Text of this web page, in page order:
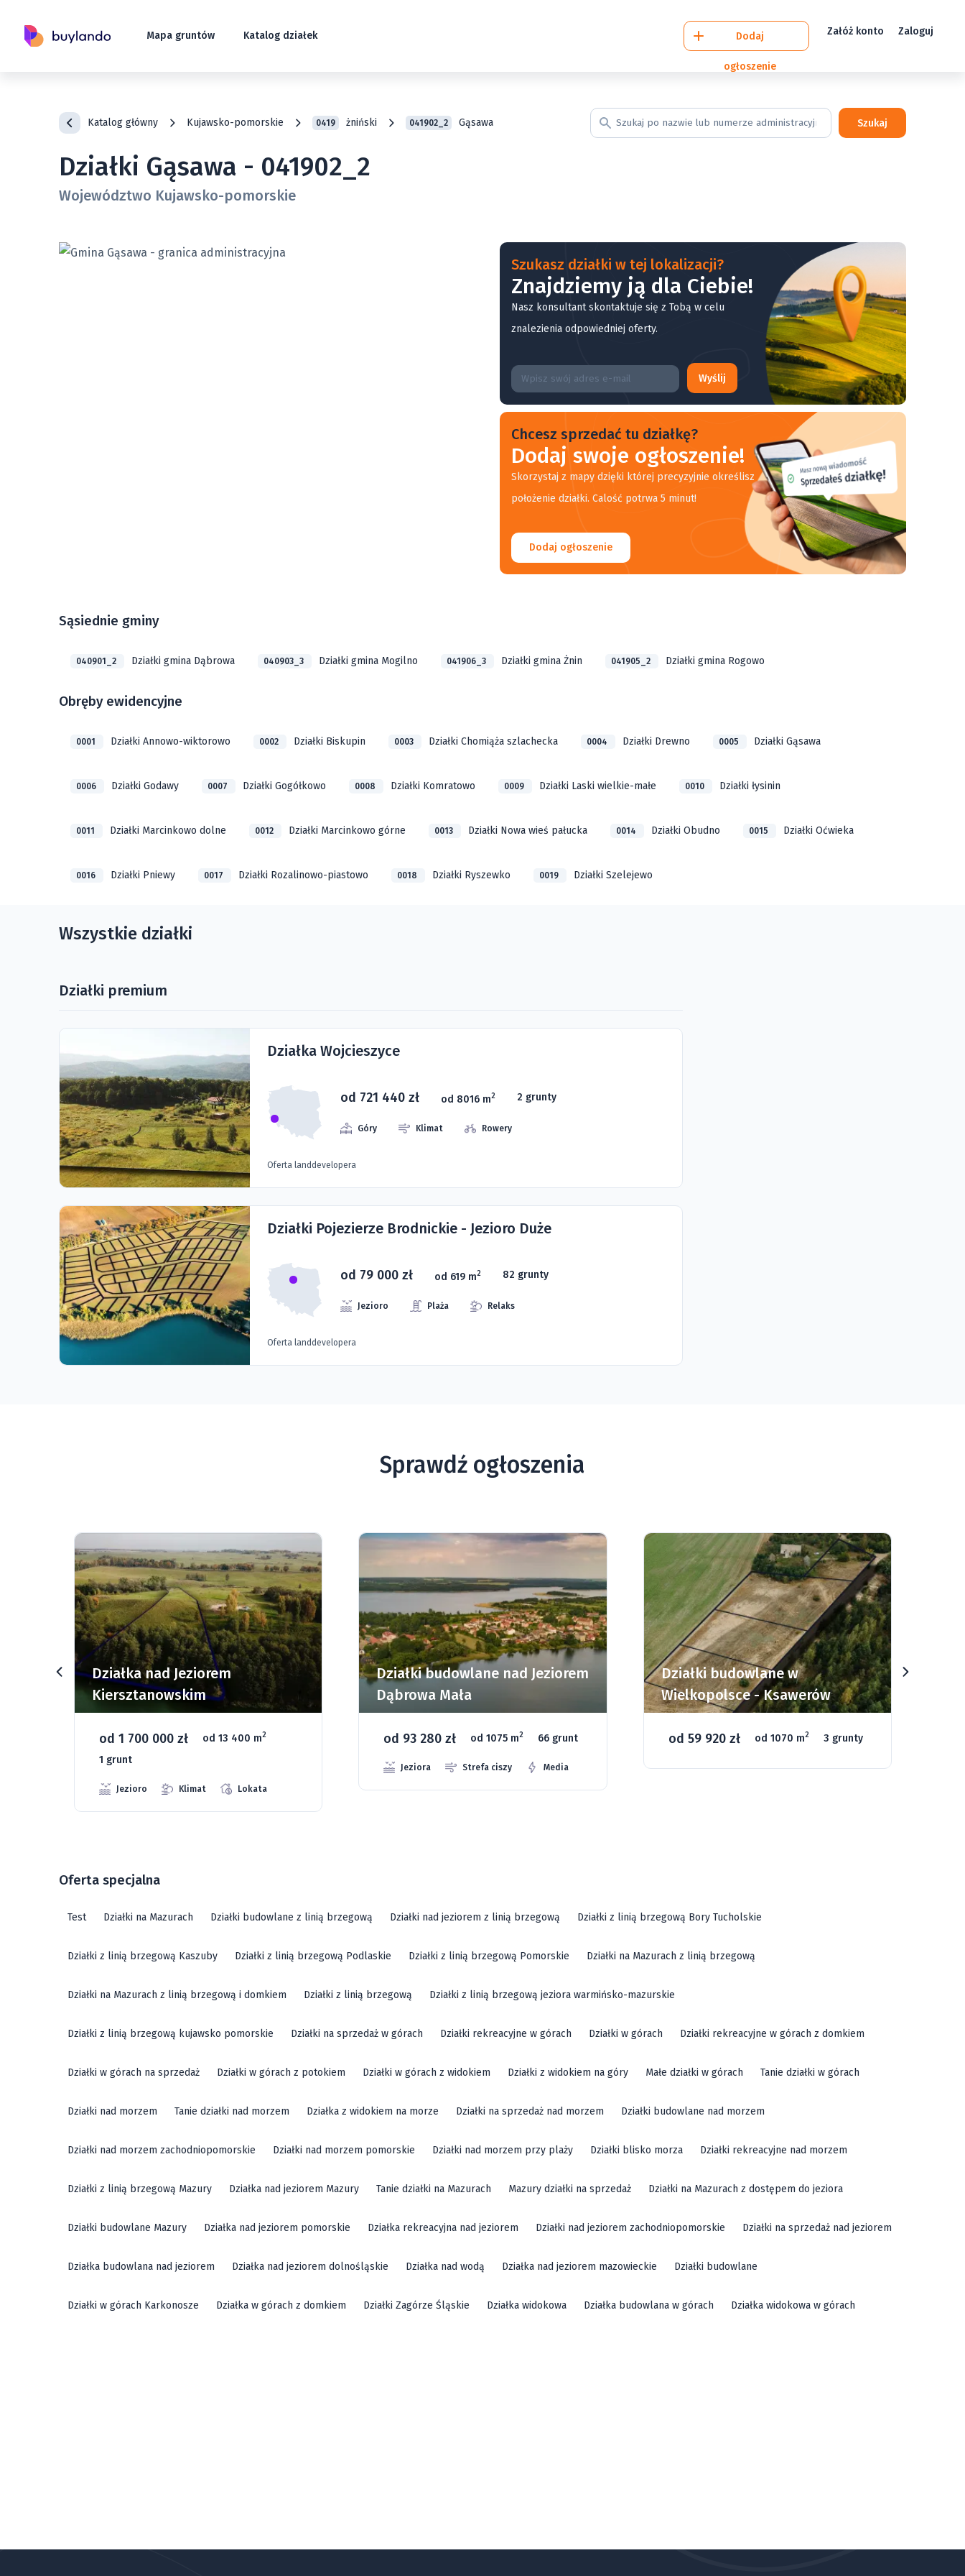
Mapa gruntów Katalog działek Dodaj
ogłoszenie
Załóż konto Zaloguj
Katalog główny Kujawsko-pomorskie 0419 żniński 041902_2 Gąsawa Szukaj
Działki Gąsawa - 041902_2
Województwo Kujawsko-pomorskie
Szukasz działki w tej lokalizacji?
Znajdziemy ją dla Ciebie!
Nasz konsultant skontaktuje się z Tobą w celu
znalezienia odpowiedniej oferty.
Wyślij
Chcesz sprzedać tu działkę?
Dodaj swoje ogłoszenie!
Skorzystaj z mapy dzięki której precyzyjnie określisz
położenie działki. Calość potrwa 5 minut!
Dodaj ogłoszenie
Sąsiednie gminy
040901_2 Działki gmina Dąbrowa 040903_3 Działki gmina Mogilno 041906_3 Działki gmina Żnin 041905_2 Działki gmina Rogowo
Obręby ewidencyjne
0001 Działki Annowo-wiktorowo 0002 Działki Biskupin 0003 Działki Chomiąża szlachecka 0004 Działki Drewno 0005 Działki Gąsawa
0006 Działki Godawy 0007 Działki Gogółkowo 0008 Działki Komratowo 0009 Działki Laski wielkie-małe 0010 Działki łysinin
0011 Działki Marcinkowo dolne 0012 Działki Marcinkowo górne 0013 Działki Nowa wieś pałucka 0014 Działki Obudno 0015 Działki Oćwieka
0016 Działki Pniewy 0017 Działki Rozalinowo-piastowo 0018 Działki Ryszewko 0019 Działki Szelejewo
Wszystkie działki
Działki premium
Działka Wojcieszyce
od 721 440 zł od 8016 m2 2 grunty
Góry Klimat Rowery
Oferta landdevelopera
Działki Pojezierze Brodnickie - Jezioro Duże
od 79 000 zł od 619 m2 82 grunty
Jezioro Plaża Relaks
Oferta landdevelopera
Sprawdź ogłoszenia
Działki budowlane nad Jeziorem
Dąbrowa Mała
od 93 280 zł od 1075 m
Działki budowlane w
Wielkopolsce - Ksawerów
od 59 920 zł od 1070 m2
Działki w Górach Sowich -
Sierpnica
od 135 000 zł od 1000 m2
Oferta specjalna
Test Działki na Mazurach Działki budowlane z linią brzegową Działki nad jeziorem z linią brzegową Działki z linią brzegową Bory Tucholskie
Działki z linią brzegową Kaszuby Działki z linią brzegową Podlaskie Działki z linią brzegową Pomorskie Działki na Mazurach z linią brzegową
Działki na Mazurach z linią brzegową i domkiem Działki z linią brzegową Działki z linią brzegową jeziora warmińsko-mazurskie
Działki z linią brzegową kujawsko pomorskie Działki na sprzedaż w górach Działki rekreacyjne w górach Działki w górach Działki rekreacyjne w górach z domkiem
Działki w górach na sprzedaż Działki w górach z potokiem Działki w górach z widokiem Działki z widokiem na góry Małe działki w górach Tanie działki w górach
Działki nad morzem Tanie działki nad morzem Działka z widokiem na morze Działki na sprzedaż nad morzem Działki budowlane nad morzem
Działki nad morzem zachodniopomorskie Działki nad morzem pomorskie Działki nad morzem przy plaży Działki blisko morza Działki rekreacyjne nad morzem
Działki z linią brzegową Mazury Działka nad jeziorem Mazury Tanie działki na Mazurach Mazury działki na sprzedaż Działki na Mazurach z dostępem do jeziora
Działki budowlane Mazury Działka nad jeziorem pomorskie Działka rekreacyjna nad jeziorem Działki nad jeziorem zachodniopomorskie Działki na sprzedaż nad jeziorem
Działka budowlana nad jeziorem Działka nad jeziorem dolnośląskie Działka nad wodą Działka nad jeziorem mazowieckie Działki budowlane
Działki w górach Karkonosze Działka w górach z domkiem Działki Zagórze Śląskie Działka widokowa Działka budowlana w górach Działka widokowa w górach